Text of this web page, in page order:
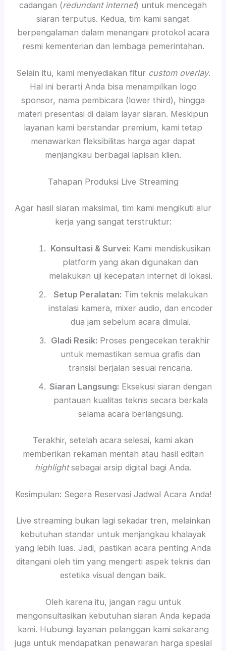
cadangan (redundant internet) untuk mencegah
siaran terputus. Kedua, tim kami sangat
berpengalaman dalam menangani protokol acara
resmi kementerian dan lembaga pemerintahan.
Selain itu, kami menyediakan fitur custom overlay.
Hal ini berarti Anda bisa menampilkan logo
sponsor, nama pembicara (lower third), hingga
materi presentasi di dalam layar siaran. Meskipun
layanan kami berstandar premium, kami tetap
menawarkan fleksibilitas harga agar dapat
menjangkau berbagai lapisan klien.
Tahapan Produksi Live Streaming
Agar hasil siaran maksimal, tim kami mengikuti alur
kerja yang sangat terstruktur:
Konsultasi & Survei: Kami mendiskusikan
platform yang akan digunakan dan
melakukan uji kecepatan internet di lokasi.
Setup Peralatan: Tim teknis melakukan
instalasi kamera, mixer audio, dan encoder
dua jam sebelum acara dimulai.
Gladi Resik: Proses pengecekan terakhir
untuk memastikan semua grafis dan
transisi berjalan sesuai rencana.
Siaran Langsung: Eksekusi siaran dengan
pantauan kualitas teknis secara berkala
selama acara berlangsung.
Terakhir, setelah acara selesai, kami akan
memberikan rekaman mentah atau hasil editan
highlightsebagai arsip digital bagi Anda.
Kesimpulan: Segera Reservasi Jadwal Acara Anda!
Live streaming bukan lagi sekadar tren, melainkan
kebutuhan standar untuk menjangkau khalayak
yang lebih luas. Jadi, pastikan acara penting Anda
ditangani oleh tim yang mengerti aspek teknis dan
estetika visual dengan baik.
Oleh karena itu, jangan ragu untuk
mengonsultasikan kebutuhan siaran Anda kepada
kami. Hubungi layanan pelanggan kami sekarang
juga untuk mendapatkan penawaran harga spesial